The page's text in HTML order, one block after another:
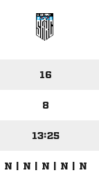
16
8
13:25
N | N | N | N | N